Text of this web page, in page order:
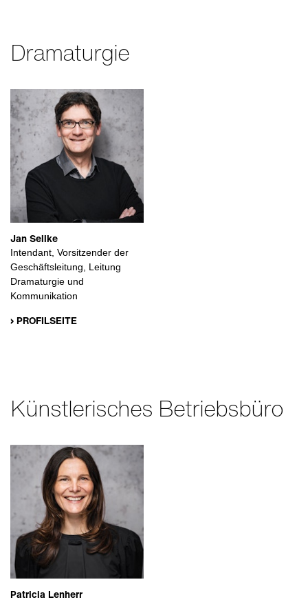
Dramaturgie
Jan Sellke
Intendant, Vorsitzender der
Geschäftsleitung, Leitung
Dramaturgie und
Kommunikation
› PROFILSEITE
Künstlerisches Betriebsbüro
Patricia Lenherr